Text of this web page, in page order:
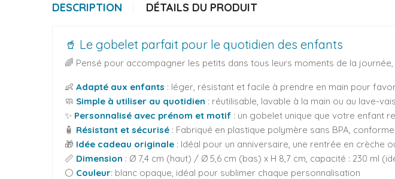
DESCRIPTION DÉTAILS DU PRODUIT
🥤 Le gobelet parfait pour le quotidien des enfants
🌈 Pensé pour accompagner les petits dans tous leurs moments de la journée,
👶 Adapté aux enfants : léger, résistant et facile à prendre en main pour
🧼 Simple à utiliser au quotidien : réutilisable, lavable à la main ou au lave-
✨ Personnalisé avec prénom et motif : un gobelet unique que votre enfant
🧴 Résistant et sécurisé : Fabriqué en plastique polymère sans BPA,
🎁 Idée cadeau originale : Idéal pour un anniversaire, une rentrée en crèche
📏 Dimension : Ø 7,4 cm (haut) / Ø 5,6 cm (bas) x H 8,7 cm, capacité : 230 ml
⚪ Couleur: blanc opaque, idéal pour sublimer chaque personnalisation